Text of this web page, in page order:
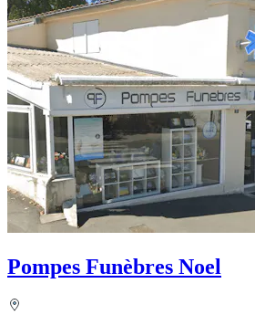
Pompes Funèbres Noel